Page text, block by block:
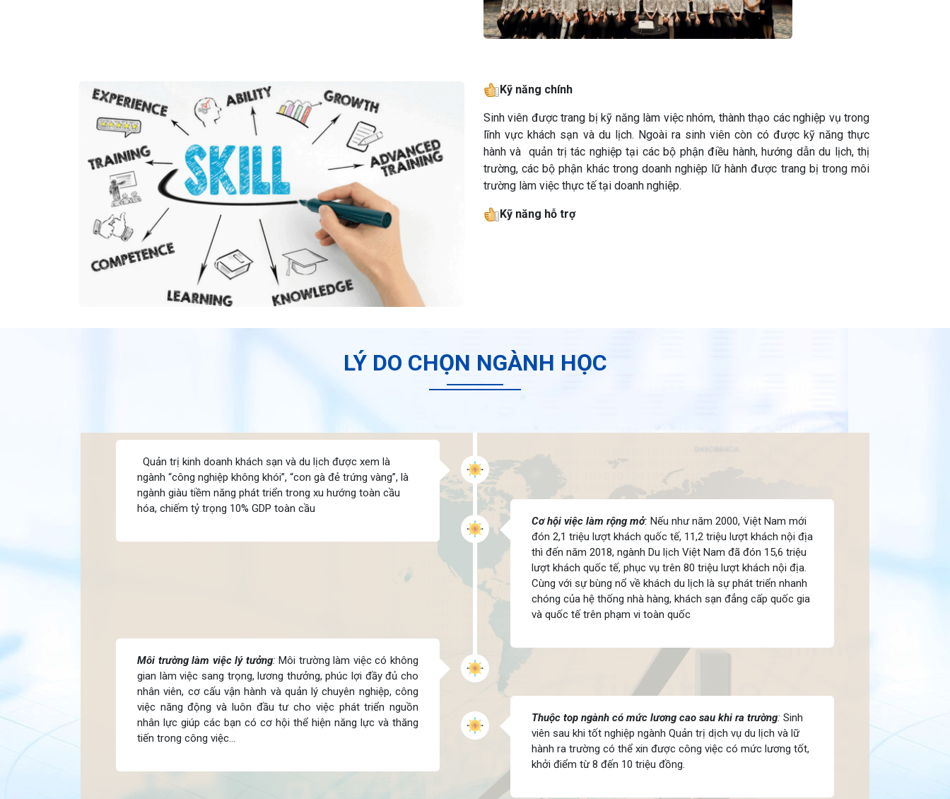
Kỹ năng chính
Sinh viên được trang bị kỹ năng làm việc nhóm, thành thạo các nghiệp vụ trong
lĩnh vực khách sạn và du lịch. Ngoài ra sinh viên còn có được kỹ năng thực
hành và quản trị tác nghiệp tại các bộ phận điều hành, hướng dẫn du lịch, thị
trường, các bộ phận khác trong doanh nghiệp lữ hành được trang bị trong môi
trường làm việc thực tế tại doanh nghiệp.
Kỹ năng hỗ trợ
LÝ DO CHỌN NGÀNH HỌC
Quản trị kinh doanh khách sạn và du lịch được xem là
ngành “công nghiệp không khói”, “con gà đẻ trứng vàng”, là
ngành giàu tiềm năng phát triển trong xu hướng toàn cầu
hóa, chiếm tỷ trọng 10% GDP toàn cầu
Cơ hội việc làm rộng mở: Nếu như năm 2000, Việt Nam mới
đón 2,1 triệu lượt khách quốc tế, 11,2 triệu lượt khách nội địa
thì đến năm 2018, ngành Du lịch Việt Nam đã đón 15,6 triệu
lượt khách quốc tế, phục vụ trên 80 triệu lượt khách nội địa.
Cùng với sự bùng nổ về khách du lịch là sự phát triển nhanh
chóng của hệ thống nhà hàng, khách sạn đẳng cấp quốc gia
và quốc tế trên phạm vi toàn quốc
Môi trường làm việc lý tưởng: Môi trường làm việc có không
gian làm việc sang trọng, lương thưởng, phúc lợi đầy đủ cho
nhân viên, cơ cấu vận hành và quản lý chuyên nghiệp, công
việc năng động và luôn đầu tư cho việc phát triển nguồn
nhân lực giúp các bạn có cơ hội thể hiện năng lực và thăng
tiến trong công việc…
Thuộc top ngành có mức lương cao sau khi ra trường: Sinh
viên sau khi tốt nghiệp ngành Quản trị dịch vụ du lịch và lữ
hành ra trường có thể xin được công việc có mức lương tốt,
khởi điểm từ 8 đến 10 triệu đồng.